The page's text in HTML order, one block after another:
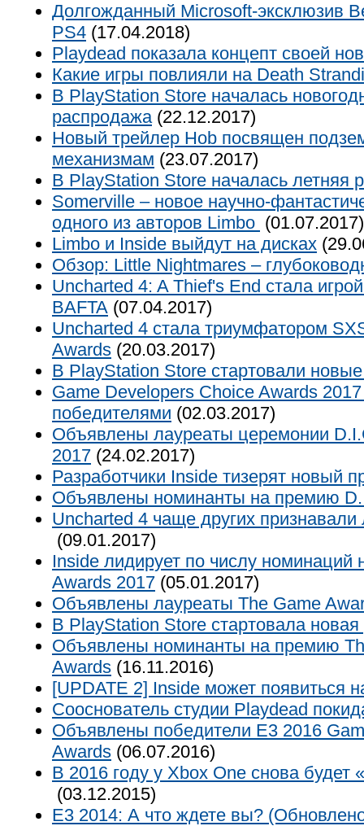
Долгожданный Microsoft-эксклюзив
PS4 (17.04.2018)
Playdead показала концепт своей
Какие игры повлияли на Death
В PlayStation Store началась
распродажа(22.12.2017)
Новый трейлер Hob посвящен
механизмам (23.07.2017)
В PlayStation Store началась летняя
Somerville – новое научно-
одного из авторов Limbo (01.07.2017)
Limbo и Inside выйдут на дисках
Обзор: Little Nightmares –
Uncharted 4: A Thief's End стала
BAFTA (07.04.2017)
Uncharted 4 стала триумфатором
Awards (20.03.2017)
В PlayStation Store стартовали
Game Developers Choice Awards
победителями (02.03.2017)
Объявлены лауреаты церемонии
2017 (24.02.2017)
Разработчики Inside тизерят новый
Объявлены номинанты на премию
Uncharted 4 чаще других
(09.01.2017)
Inside лидирует по числу номинаций
Awards 2017 (05.01.2017)
Объявлены лауреаты The Game
В PlayStation Store стартовала
Объявлены номинанты на премию
Awards (16.11.2016)
[UPDATE 2] Inside может появиться
Сооснователь студии Playdead
Объявлены победители E3 2016
Awards (06.07.2016)
В 2016 году у Xbox One снова будет
(03.12.2015)
E3 2014: А что ждете вы?